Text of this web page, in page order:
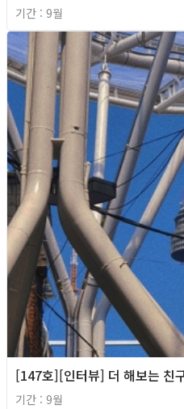
기간 : 9월
[147호][인터뷰] 더 해보는 친
기간 : 9월